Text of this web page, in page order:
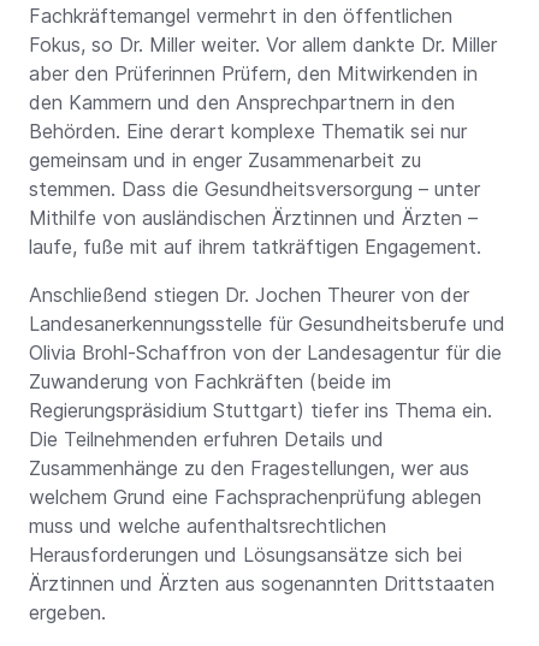
Fachkräftemangel vermehrt in den öffentlichen
Fokus, so Dr. Miller weiter. Vor allem dankte Dr. Miller
aber den Prüferinnen Prüfern, den Mitwirkenden in
den Kammern und den Ansprechpartnern in den
Behörden. Eine derart komplexe Thematik sei nur
gemeinsam und in enger Zusammenarbeit zu
stemmen. Dass die Gesundheitsversorgung – unter
Mithilfe von ausländischen Ärztinnen und Ärzten –
laufe, fuße mit auf ihrem tatkräftigen Engagement.
Anschließend stiegen Dr. Jochen Theurer von der
Landesanerkennungsstelle für Gesundheitsberufe und
Olivia Brohl-Schaffron von der Landesagentur für die
Zuwanderung von Fachkräften (beide im
Regierungspräsidium Stuttgart) tiefer ins Thema ein.
Die Teilnehmenden erfuhren Details und
Zusammenhänge zu den Fragestellungen, wer aus
welchem Grund eine Fachsprachenprüfung ablegen
muss und welche aufenthaltsrechtlichen
Herausforderungen und Lösungsansätze sich bei
Ärztinnen und Ärzten aus sogenannten Drittstaaten
ergeben.